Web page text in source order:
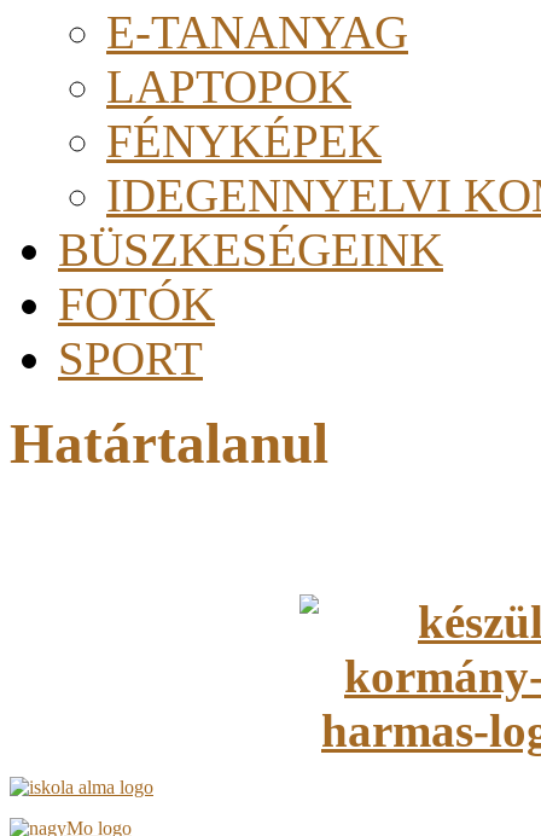
E-TANANYAG
LAPTOPOK
FÉNYKÉPEK
IDEGENNYELVI
BÜSZKESÉGEINK
FOTÓK
SPORT
Határtalanul